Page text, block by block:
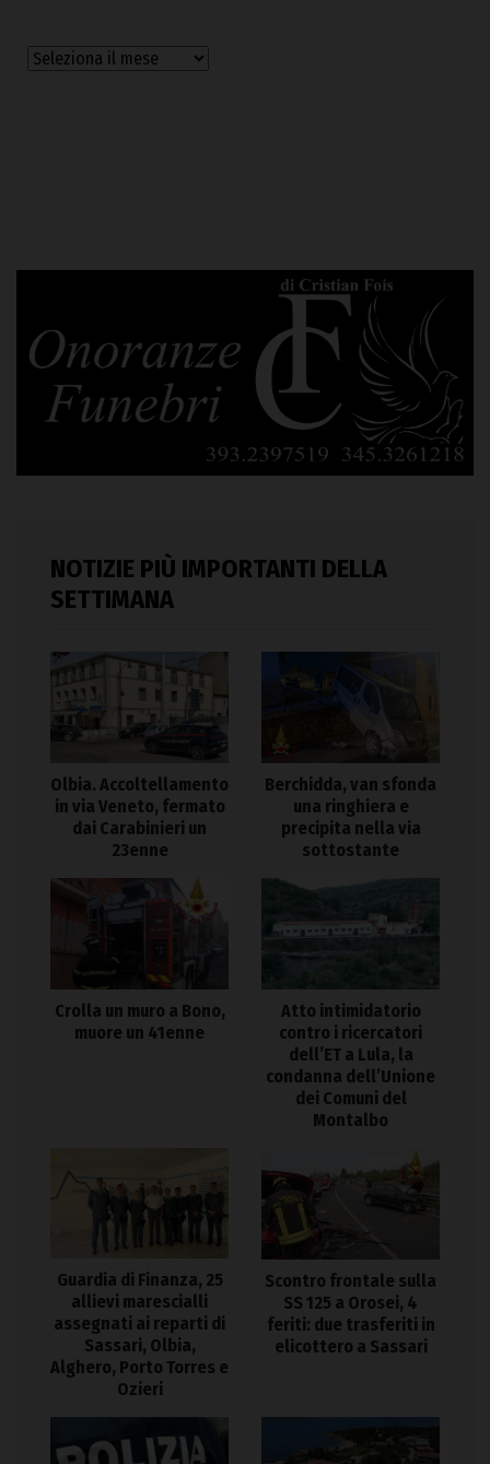
Archivi
NOTIZIE PIÙ IMPORTANTI DELLA
SETTIMANA
Olbia. Accoltellamento
in via Veneto, fermato
dai Carabinieri un
23enne
Berchidda, van sfonda
una ringhiera e
precipita nella via
sottostante
Crolla un muro a Bono,
muore un 41enne
Atto intimidatorio
contro i ricercatori
dell’ET a Lula, la
condanna dell’Unione
dei Comuni del
Montalbo
Guardia di Finanza, 25
allievi marescialli
assegnati ai reparti di
Sassari, Olbia,
Alghero, Porto Torres e
Ozieri
Scontro frontale sulla
SS 125 a Orosei, 4
feriti: due trasferiti in
elicottero a Sassari